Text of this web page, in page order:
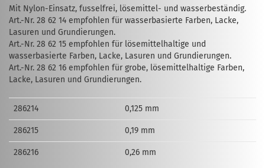
Mit Nylon-Einsatz, fusselfrei, lösemittel- und wasserbeständig.
Art.-Nr. 28 62 14 empfohlen für wasserbasierte Farben, Lacke,
Lasuren und Grundierungen.
Art.-Nr. 28 62 15 empfohlen für lösemittelhaltige und
wasserbasierte Farben, Lacke, Lasuren und Grundierungen.
Art.-Nr. 28 62 16 empfohlen für grobe, lösemittelhaltige Farben,
Lacke, Lasuren und Grundierungen.
286214 0,125 mm
286215 0,19 mm
286216 0,26 mm